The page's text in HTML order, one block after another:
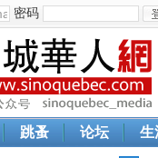
密码
跳蚤 论坛 生